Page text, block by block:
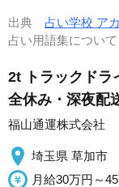
出典 占い学校 ア
占い用語集につい
2t トラックドラ
全休み・深夜配
福山通運株式会社
埼玉県 草加市
月給30万円～